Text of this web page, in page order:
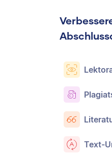
Text-